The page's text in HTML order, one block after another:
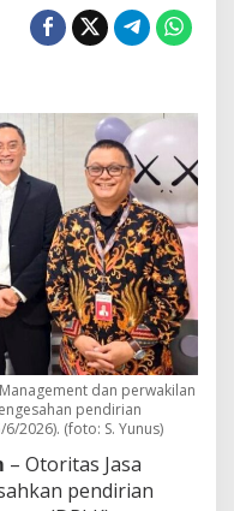
dan perwakilan
pendirian
2026). (foto: S. Yunus)
– Otoritas Jasa
pendirian